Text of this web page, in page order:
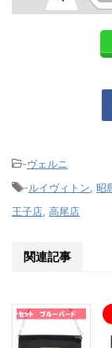
-ヴェルニ
-ルイヴィトン, 昭
王子店, 高尾店
関連記事